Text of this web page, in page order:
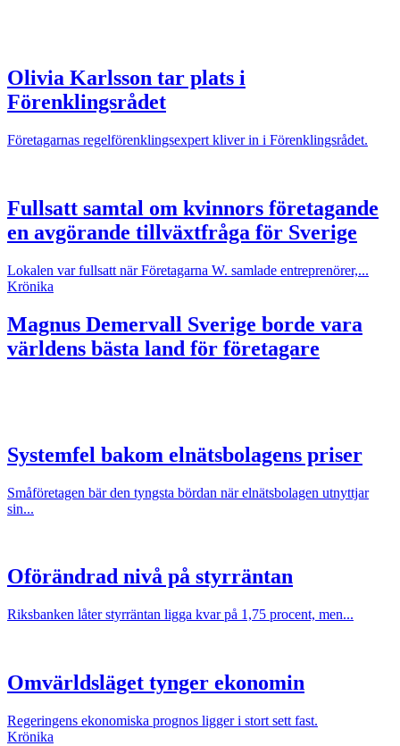
Olivia Karlsson tar plats i
Förenklingsrådet
Företagarnas regelförenklingsexpert kliver in i Förenklingsrådet.
Fullsatt samtal om kvinnors företagande
en avgörande tillväxtfråga för Sverige
Lokalen var fullsatt när Företagarna W. samlade entreprenörer,...
Krönika
Magnus Demervall Sverige borde vara
världens bästa land för företagare
Systemfel bakom elnätsbolagens priser
Småföretagen bär den tyngsta bördan när elnätsbolagen utnyttjar
sin...
Oförändrad nivå på styrräntan
Riksbanken låter styrräntan ligga kvar på 1,75 procent, men...
Omvärldsläget tynger ekonomin
Regeringens ekonomiska prognos ligger i stort sett fast.
Krönika